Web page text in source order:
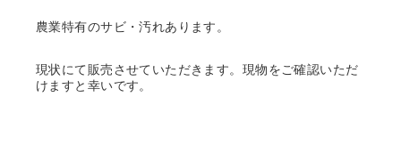
農業特有のサビ・汚れあります。
現状にて販売させていただきます。現物をご確認いただ
けますと幸いです。